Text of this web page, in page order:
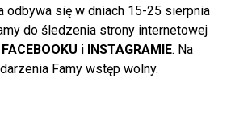
odbywa się w dniach 15-25 sierpnia
do śledzenia strony internetowej
FACEBOOKU i INSTAGRAMIE. Na
Famy wstęp wolny.